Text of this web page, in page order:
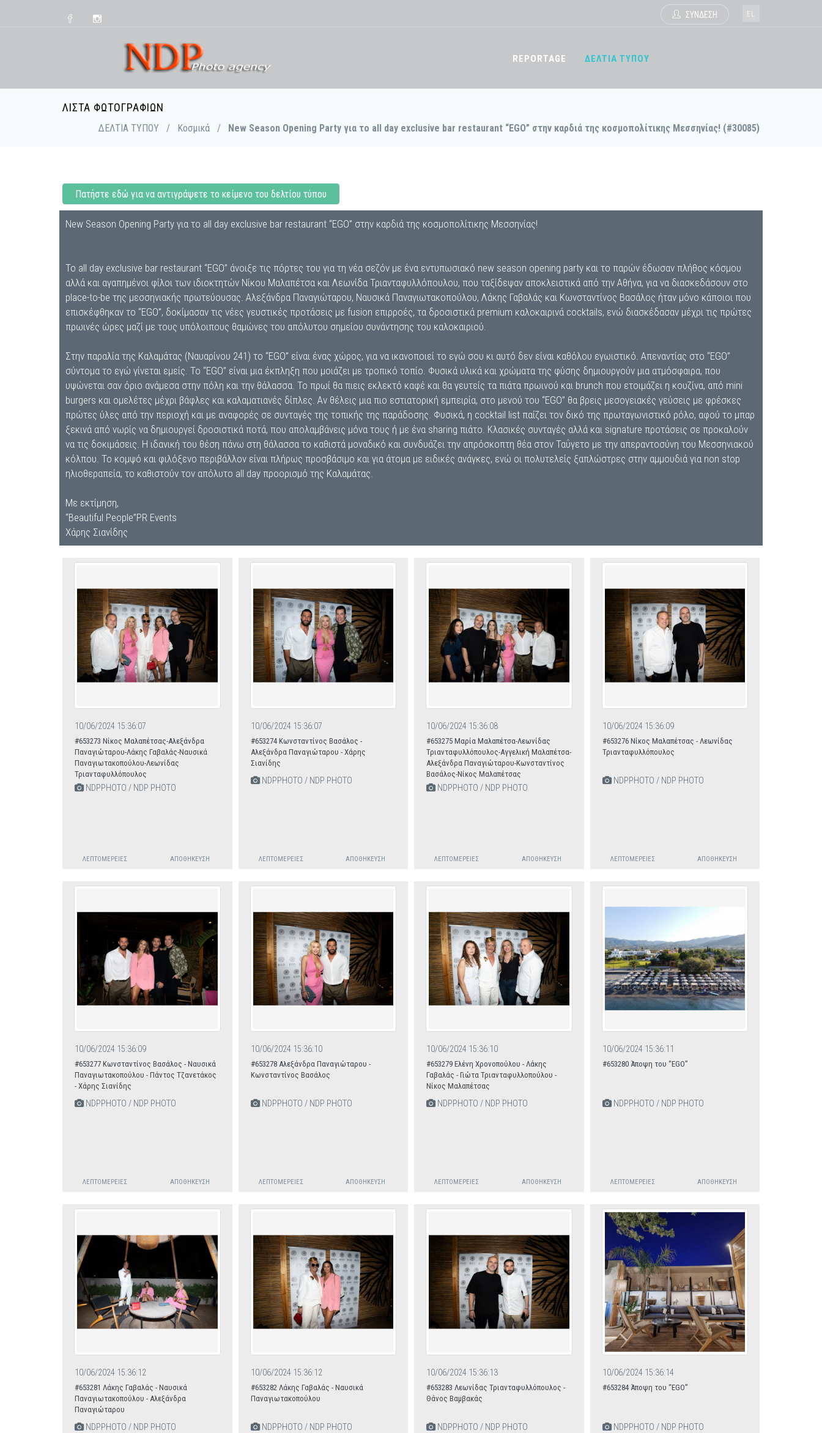
ΣΥΝΔΕΣΗ EL
REPORTAGE ΔΕΛΤΙΑ ΤΥΠΟΥ
ΛΊΣΤΑ ΦΩΤΟΓΡΑΦΙΏΝ
ΔΕΛΤΙΑ ΤΥΠΟΥ / Κοσμικά / New Season Opening Party για το all day exclusive bar restaurant “EGO” στην καρδιά της κοσμοπολίτικης Μεσσηνίας! (#30085)
Πατήστε εδώ για να αντιγράψετε το κείμενο του δελτίου τύπου
New Season Opening Party για το all day exclusive bar restaurant “EGO” στην καρδιά της κοσμοπολίτικης Μεσσηνίας!
Το all day exclusive bar restaurant “EGO” άνοιξε τις πόρτες του για τη νέα σεζόν με ένα εντυπωσιακό new season opening party και το παρών έδωσαν πλήθος κόσμου
αλλά και αγαπημένοι φίλοι των ιδιοκτητών Νίκου Μαλαπέτσα και Λεωνίδα Τριανταφυλλόπουλου, που ταξίδεψαν αποκλειστικά από την Αθήνα, για να διασκεδάσουν στο
place-to-be της μεσσηνιακής πρωτεύουσας. Αλεξάνδρα Παναγιώταρου, Ναυσικά Παναγιωτακοπούλου, Λάκης Γαβαλάς και Κωνσταντίνος Βασάλος ήταν μόνο κάποιοι που
επισκέφθηκαν το “EGO”, δοκίμασαν τις νέες γευστικές προτάσεις με fusion επιρροές, τα δροσιστικά premium καλοκαιρινά cocktails, ενώ διασκέδασαν μέχρι τις πρώτες
πρωινές ώρες μαζί με τους υπόλοιπους θαμώνες του απόλυτου σημείου συνάντησης του καλοκαιριού.
Στην παραλία της Καλαμάτας (Ναυαρίνου 241) το “EGO” είναι ένας χώρος, για να ικανοποιεί το εγώ σου κι αυτό δεν είναι καθόλου εγωιστικό. Απεναντίας στο “EGO”
σύντομα το εγώ γίνεται εμείς. Το “EGO” είναι μια έκπληξη που μοιάζει με τροπικό τοπίο. Φυσικά υλικά και χρώματα της φύσης δημιουργούν μια ατμόσφαιρα, που
υψώνεται σαν όριο ανάμεσα στην πόλη και την θάλασσα. Το πρωί θα πιεις εκλεκτό καφέ και θα γευτείς τα πιάτα πρωινού και brunch που ετοιμάζει η κουζίνα, από mini
burgers και ομελέτες μέχρι βάφλες και καλαματιανές δίπλες. Αν θέλεις μια πιο εστιατορική εμπειρία, στο μενού του “EGO” θα βρεις μεσογειακές γεύσεις με φρέσκες
πρώτες ύλες από την περιοχή και με αναφορές σε συνταγές της τοπικής της παράδοσης. Φυσικά, η cocktail list παίζει τον δικό της πρωταγωνιστικό ρόλο, αφού το μπαρ
ξεκινά από νωρίς να δημιουργεί δροσιστικά ποτά, που απολαμβάνεις μόνα τους ή με ένα sharing πιάτο. Κλασικές συνταγές αλλά και signature προτάσεις σε προκαλούν
να τις δοκιμάσεις. Η ιδανική του θέση πάνω στη θάλασσα το καθιστά μοναδικό και συνδυάζει την απρόσκοπτη θέα στον Ταΰγετο με την απεραντοσύνη του Μεσσηνιακού
κόλπου. Το κομψό και φιλόξενο περιβάλλον είναι πλήρως προσβάσιμο και για άτομα με ειδικές ανάγκες, ενώ οι πολυτελείς ξαπλώστρες στην αμμουδιά για non stop
ηλιοθεραπεία, το καθιστούν τον απόλυτο all day προορισμό της Καλαμάτας.
Με εκτίμηση,
“Beautiful People”PR Events
Χάρης Σιανίδης
10/06/2024 15:36:07
#653273 Νίκος Μαλαπέτσας-Αλεξάνδρα
Παναγιώταρου-Λάκης Γαβαλάς-Ναυσικά
Παναγιωτακοπούλου-Λεωνίδας
Τριανταφυλλόπουλος
NDPPHOTO / NDP PHOTO
ΛΕΠΤΟΜΈΡΕΙΕΣ ΑΠΟΘΉΚΕΥΣΗ
10/06/2024 15:36:07
#653274 Κωνσταντίνος Βασάλος -
Αλεξάνδρα Παναγιώταρου - Χάρης
Σιανίδης
NDPPHOTO / NDP PHOTO
ΛΕΠΤΟΜΈΡΕΙΕΣ ΑΠΟΘΉΚΕΥΣΗ
10/06/2024 15:36:08
#653275 Μαρία Μαλαπέτσα-Λεωνίδας
Τριανταφυλλόπουλος-Αγγελική Μαλαπέτσα-
Αλεξάνδρα Παναγιώταρου-Κωνσταντίνος
Βασάλος-Νίκος Μαλαπέτσας
NDPPHOTO / NDP PHOTO
ΛΕΠΤΟΜΈΡΕΙΕΣ ΑΠΟΘΉΚΕΥΣΗ
10/06/2024 15:36:09
#653276 Νίκος Μαλαπέτσας - Λεωνίδας
Τριανταφυλλόπουλος
NDPPHOTO / NDP PHOTO
ΛΕΠΤΟΜΈΡΕΙΕΣ ΑΠΟΘΉΚΕΥΣΗ
10/06/2024 15:36:09
#653277 Κωνσταντίνος Βασάλος - Ναυσικά
Παναγιωτακοπούλου - Πάντος Τζανετάκος
- Χάρης Σιανίδης
NDPPHOTO / NDP PHOTO
ΛΕΠΤΟΜΈΡΕΙΕΣ ΑΠΟΘΉΚΕΥΣΗ
10/06/2024 15:36:10
#653278 Αλεξάνδρα Παναγιώταρου -
Κωνσταντίνος Βασάλος
NDPPHOTO / NDP PHOTO
ΛΕΠΤΟΜΈΡΕΙΕΣ ΑΠΟΘΉΚΕΥΣΗ
10/06/2024 15:36:10
#653279 Ελένη Χρονοπούλου - Λάκης
Γαβαλάς - Γιώτα Τριανταφυλλοπούλου -
Νίκος Μαλαπέτσας
NDPPHOTO / NDP PHOTO
ΛΕΠΤΟΜΈΡΕΙΕΣ ΑΠΟΘΉΚΕΥΣΗ
10/06/2024 15:36:11
#653280 Άποψη του “EGO”
NDPPHOTO / NDP PHOTO
ΛΕΠΤΟΜΈΡΕΙΕΣ ΑΠΟΘΉΚΕΥΣΗ
10/06/2024 15:36:12
#653281 Λάκης Γαβαλάς - Ναυσικά
Παναγιωτακοπούλου - Αλεξάνδρα
Παναγιώταρου
NDPPHOTO / NDP PHOTO
10/06/2024 15:36:12
#653282 Λάκης Γαβαλάς - Ναυσικά
Παναγιωτακοπούλου
NDPPHOTO / NDP PHOTO
10/06/2024 15:36:13
#653283 Λεωνίδας Τριανταφυλλόπουλος -
Θάνος Βαμβακάς
NDPPHOTO / NDP PHOTO
10/06/2024 15:36:14
#653284 Άποψη του “EGO”
NDPPHOTO / NDP PHOTO